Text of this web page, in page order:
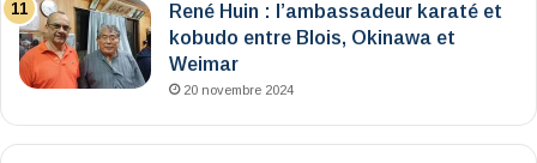
René Huin : l’ambassadeur karaté et
kobudo entre Blois, Okinawa et
Weimar
20 novembre 2024